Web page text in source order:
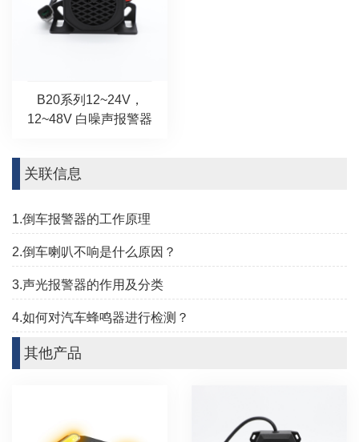
B20系列12~24V，
12~48V 白噪声报警器
关联信息
1.倒车报警器的工作原理
2.倒车喇叭不响是什么原因？
3.声光报警器的作用及分类
4.如何对汽车蜂鸣器进行检测？
其他产品